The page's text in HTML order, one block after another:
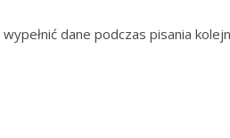
dane podczas pisania